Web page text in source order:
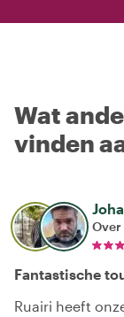
Wat
vinden
Over
Fantastische
Ruairi heeft